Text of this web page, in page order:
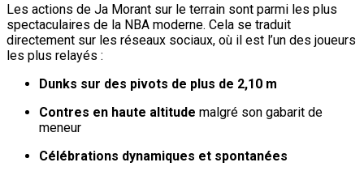
Les actions de Ja Morant sur le terrain sont parmi les plus
spectaculaires de la NBA moderne. Cela se traduit
directement sur les réseaux sociaux, où il est l’un des joueurs
les plus relayés :
Dunks sur des pivots de plus de 2,10 m
Contres en haute altitude malgré son gabarit de
meneur
Célébrations dynamiques et spontanées